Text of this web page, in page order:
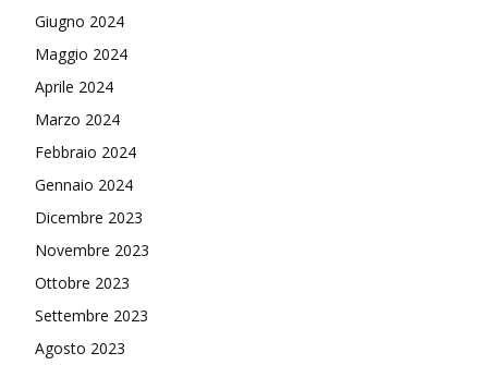
Giugno 2024
Maggio 2024
Aprile 2024
Marzo 2024
Febbraio 2024
Gennaio 2024
Dicembre 2023
Novembre 2023
Ottobre 2023
Settembre 2023
Agosto 2023